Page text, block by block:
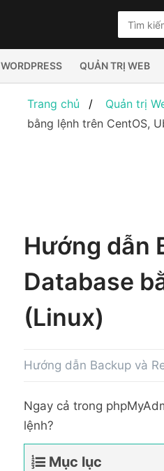
WORDPRESS QUẢN TRỊ WEB
Trang chủ Quản trị
bằng lệnh trên CentOS,
Hướng dẫn
Database
(Linux)
Hướng dẫn Backup và
Ngay cả trong
lệnh?
Mục lục